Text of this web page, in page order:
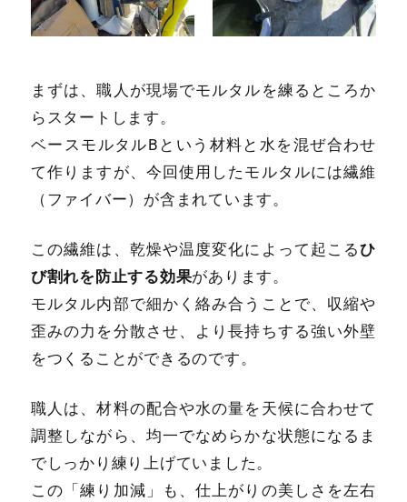
まずは、職人が現場でモルタルを練るところか
らスタートします。
ベースモルタルBという材料と水 を混ぜ合わせ
て作りますが、今回使用したモルタルには繊維
（ファイバー）が含まれています。
この繊維は、乾燥や温度変化によって起こるひ
び割れを防止する効果があります。
モルタル内部で細かく絡み合うことで、収縮や
歪みの力を分散させ、より長持ちする強い外壁
をつくることができるのです。
職人は、材料の配合や水の量を天候に合わせて
調整しながら、均一でなめらかな状態になるま
でしっかり練り上げていました。
この「練り加減」も、仕上がりの美しさを左右